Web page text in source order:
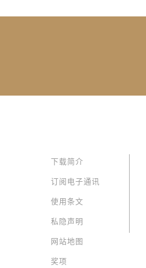
下载简介
订阅电子通讯
使用条文
私隐声明
网站地图
奖项